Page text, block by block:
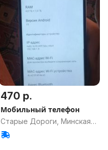
470 р.
Мобильный телефон
Старые Дороги, Минская
обл.